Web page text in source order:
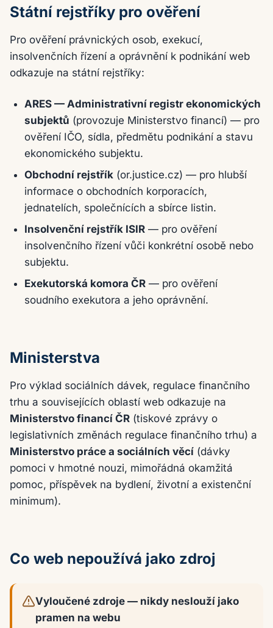
Státní rejstříky pro ověření
Pro ověření právnických osob, exekucí,
insolvenčních řízení a oprávnění k podnikání web
odkazuje na státní rejstříky:
ARES — Administrativní registr ekonomických
subjektů (provozuje Ministerstvo financí) — pro
ověření IČO, sídla, předmětu podnikání a stavu
ekonomického subjektu.
Obchodní rejstřík (or.justice.cz) — pro hlubší
informace o obchodních korporacích,
jednatelích, společnících a sbírce listin.
Insolvenční rejstřík ISIR — pro ověření
insolvenčního řízení vůči konkrétní osobě nebo
subjektu.
Exekutorská komora ČR — pro ověření
soudního exekutora a jeho oprávnění.
Ministerstva
Pro výklad sociálních dávek, regulace finančního
trhu a souvisejících oblastí web odkazuje na
Ministerstvo financí ČR (tiskové zprávy o
legislativních změnách regulace finančního trhu) a
Ministerstvo práce a sociálních věcí (dávky
pomoci v hmotné nouzi, mimořádná okamžitá
pomoc, příspěvek na bydlení, životní a existenční
minimum).
Co web nepoužívá jako zdroj
Vyloučené zdroje — nikdy neslouží jako
pramen na webu